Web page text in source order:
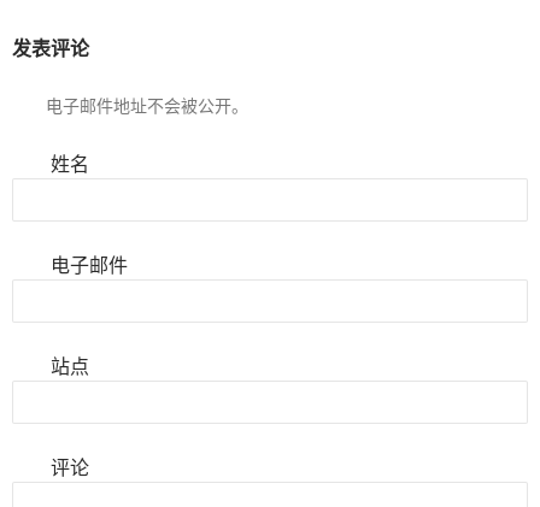
发表评论
电子邮件地址不会被公开。
姓名
电子邮件
站点
评论